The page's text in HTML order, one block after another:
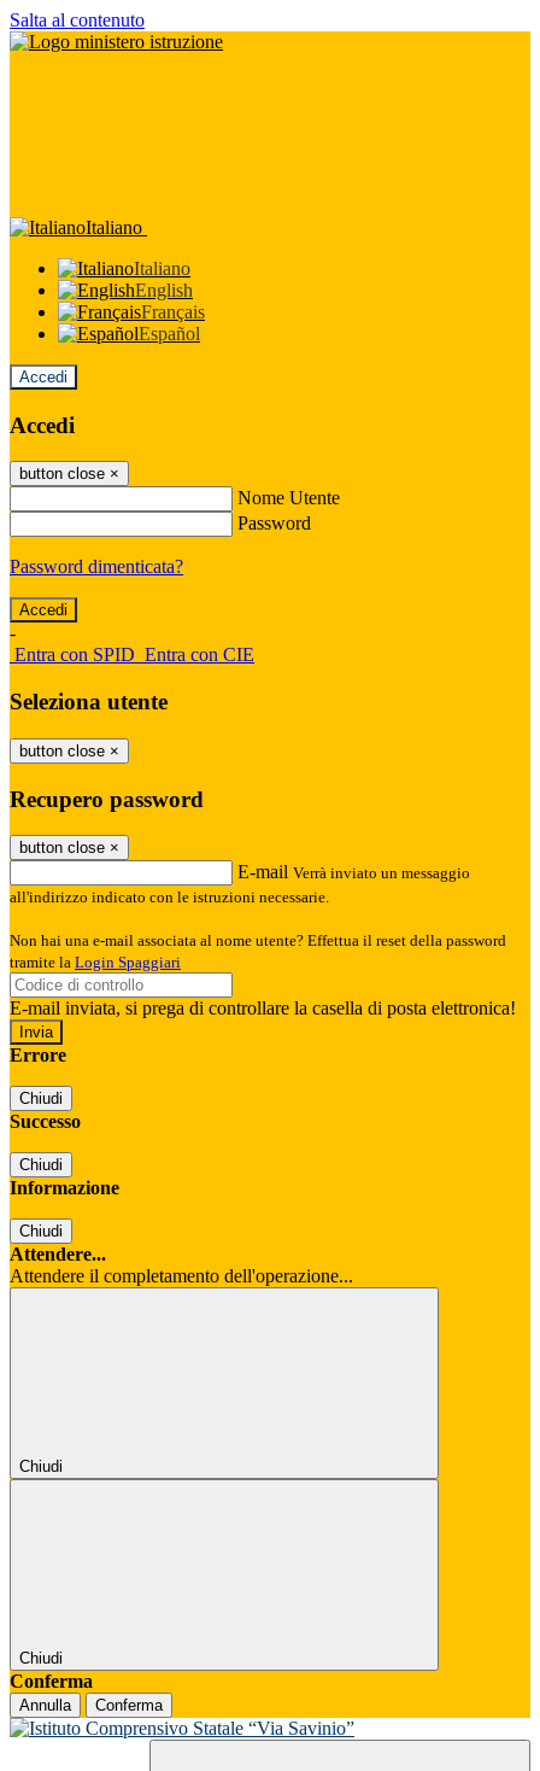
Salta al contenuto
Italiano
Italiano
English
Français
Español
Accedi
Accedi
button close ×
Nome Utente
Password
Password dimenticata?
-
Entra con SPID Entra con CIE
Seleziona utente
button close ×
Recupero password
button close ×
E-mail Verrà inviato un messaggio
all'indirizzo indicato con le istruzioni necessarie.
Non hai una e-mail associata al nome utente? Effettua il reset della password
tramite la Login Spaggiari
E-mail inviata, si prega di controllare la casella di posta elettronica!
Errore
Chiudi
Successo
Chiudi
Informazione
Chiudi
Attendere...
Attendere il completamento dell'operazione...
Chiudi
Chiudi
Conferma
Annulla Conferma